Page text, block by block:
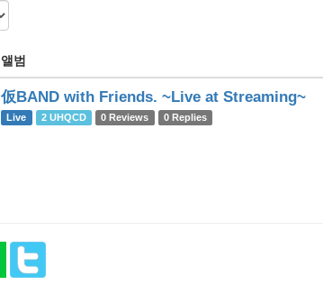
앨범
仮BAND with Friends. ~Live at Streaming~
Live 2 UHQCD 0 Reviews 0 Replies